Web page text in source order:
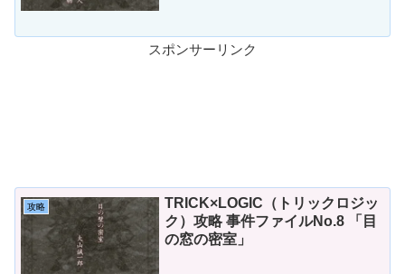
スポンサーリンク
攻略
TRICK×LOGIC（トリックロジッ
ク）攻略 事件ファイルNo.8 「目
の窓の密室」